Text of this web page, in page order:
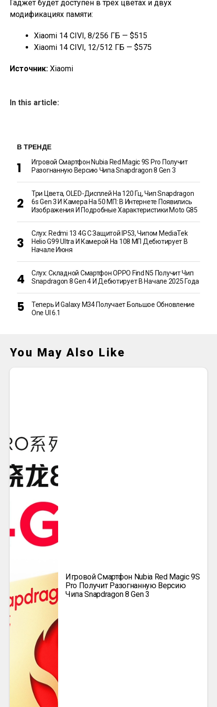
Гаджет будет доступен в трёх цветах и двух
модификациях памяти:
Xiaomi 14 CIVI, 8/256 ГБ — $515
Xiaomi 14 CIVI, 12/512 ГБ — $575
Источник: Xiaomi
In this article:
В ТРЕНДЕ
Игровой Смартфон Nubia Red Magic 9S Pro Получит
Разогнанную Версию Чипа Snapdragon 8 Gen 3
Три Цвета, OLED-Дисплей На 120 Гц, Чип Snapdragon
6s Gen 3 И Камера На 50 МП: В Интернете Появились
Изображения И Подробные Характеристики Moto G85
Слух: Redmi 13 4G С Защитой IP53, Чипом MediaTek
Helio G99 Ultra И Камерой На 108 МП Дебютирует В
Начале Июня
Слух: Складной Смартфон OPPO Find N5 Получит Чип
Snapdragon 8 Gen 4 И Дебютирует В Начале 2025 Года
Теперь И Galaxy M34 Получает Большое Обновление
One UI 6.1
You May Also Like
Игровой Смартфон Nubia Red Magic 9S
Pro Получит Разогнанную Версию
Чипа Snapdragon 8 Gen 3